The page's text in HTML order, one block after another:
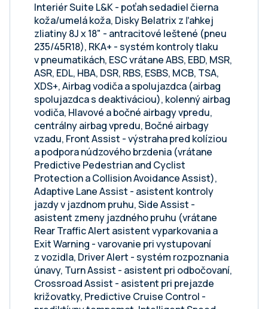
Interiér Suite L&K - poťah sedadiel čierna
koža/umelá koža, Disky Belatrix z ľahkej
zliatiny 8J x 18" - antracitové leštené (pneu
235/45R18), RKA+ - systém kontroly tlaku
v pneumatikách, ESC vrátane ABS, EBD, MSR,
ASR, EDL, HBA, DSR, RBS, ESBS, MCB, TSA,
XDS+, Airbag vodiča a spolujazdca (airbag
spolujazdca s deaktiváciou), kolenný airbag
vodiča, Hlavové a bočné airbagy vpredu,
centrálny airbag vpredu, Bočné airbagy
vzadu, Front Assist - výstraha pred kolíziou
a podpora núdzového brzdenia (vrátane
Predictive Pedestrian and Cyclist
Protection a Collision Avoidance Assist),
Adaptive Lane Assist - asistent kontroly
jazdy v jazdnom pruhu, Side Assist -
asistent zmeny jazdného pruhu (vrátane
Rear Traffic Alert asistent vyparkovania a
Exit Warning - varovanie pri vystupovaní
z vozidla, Driver Alert - systém rozpoznania
únavy, Turn Assist - asistent pri odbočovaní,
Crossroad Assist - asistent pri prejazde
križovatky, Predictive Cruise Control -